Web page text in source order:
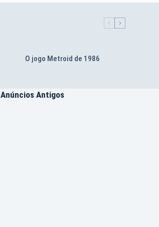
O jogo Metroid de 1986
Anúncios Antigos